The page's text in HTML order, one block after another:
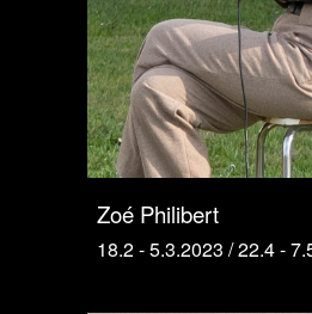
Zoé Philibert
18.2 - 5.3.2023 / 22.4 -